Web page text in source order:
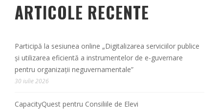
ARTICOLE RECENTE
Participă la sesiunea online „Digitalizarea serviciilor publice
și utilizarea eficientă a instrumentelor de e-guvernare
pentru organizații neguvernamentale”
30 iulie 2026
CapacityQuest pentru Consiliile de Elevi